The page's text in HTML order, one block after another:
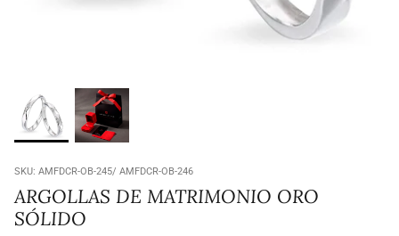
SKU: AMFDCR-OB-245/ AMFDCR-OB-246
ARGOLLAS DE MATRIMONIO ORO
SÓLIDO